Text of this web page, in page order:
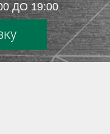
ДО 19:00